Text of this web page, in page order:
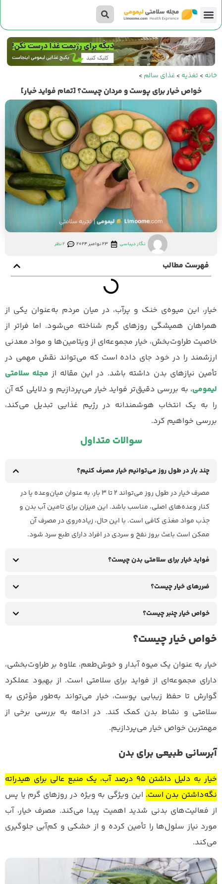
خانه> تغذیه> غذای سالم>
خواص خیار برای پوست و مردان چیست؟ [تمام فواید خیار]
نگار دیباسی 23 نوامبر 2024 2 نظر
فهرست مطالب
خیار، این میوه‌ی خنک و پرآب، در میان مردم به‌عنوان یکی از
همراهان همیشگی روزهای گرم شناخته می‌شود. اما فراتر از
خاصیت طراوت‌بخش، خیار مجموعه‌ای از ویتامین‌ها و مواد معدنی
ارزشمند را در خود جای داده است که می‌تواند نقش مهمی در
تأمین نیازهای بدن داشته باشد. در این مقاله از مجله سلامتی
لیمومی، به بررسی دقیق‌تر فواید خیار می‌پردازیم و دلایلی که آن
را به یک انتخاب هوشمندانه در رژیم غذایی تبدیل می‌کند،
بررسی خواهیم کرد.
سوالات متداول
چند بار در طول روز می‌توانیم خیار مصرف کنیم؟
مصرف خیار در طول روز می‌تواند ۲ تا ۳ بار، به عنوان میان‌وعده یا در
کنار وعده‌های اصلی، مناسب باشد. این میزان برای تامین آب بدن و
جذب مواد مغذی کافی است. با این حال، زیاده‌روی در مصرف آن
ممکن است باعث بروز نفخ و سردی در افراد دارای طبع سرد شود.
فواید خیار برای سلامتی بدن چیست؟
ضررهای خیار چیست؟
خواص خیار چنبر چیست؟
خواص خیار چیست؟
خیار به عنوان یک میوه آبدار و خوش‌طعم، علاوه بر طراوت‌بخشی،
دارای مجموعه‌ای از فواید برای سلامتی است. از بهبود عملکرد
گوارش تا حفظ زیبایی پوست، خیار می‌تواند به‌طور مؤثری به
سلامتی و نشاط بدن کمک کند. در ادامه به بررسی برخی از
مهمترین خواص خیار می‌پردازیم.
آبرسانی طبیعی برای بدن
خیار به دلیل داشتن ۹۵ درصد آب، یک منبع عالی برای هیدراته
نگه‌داشتن بدن است. این ویژگی به ویژه در روزهای گرم یا پس
از فعالیت‌های بدنی شدید اهمیت پیدا می‌کند. مصرف خیار، آب
مورد نیاز سلول‌ها را تأمین کرده و از خشکی و کم‌آبی جلوگیری
می‌کند.